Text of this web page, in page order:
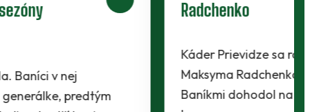
tým najlepším spôsobom - víťazstvom. Na
domácom trávniku zdolali treťoligový Martin
2:1 a ideálne…